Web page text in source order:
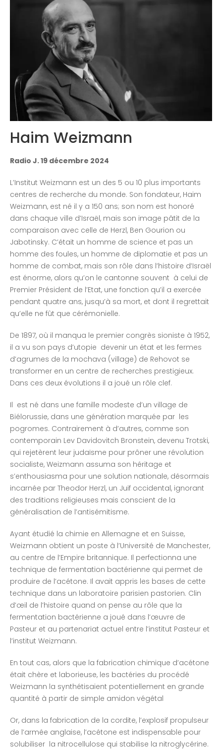
Haim Weizmann
Radio J. 19 décembre 2024
L’Institut Weizmann est un des 5 ou 10 plus importants
centres de recherche du monde. Son fondateur, Haim
Weizmann, est né il y a 150 ans; son nom est honoré
dans chaque ville d’Israël, mais son image pâtit de la
comparaison avec celle de Herzl, Ben Gourion ou
Jabotinsky. C’était un homme de science et pas un
homme des foules, un homme de diplomatie et pas un
homme de combat, mais son rôle dans l’histoire d’Israël
est énorme, alors qu’on le cantonne souvent à celui de
Premier Président de l’Etat, une fonction qu’il a exercée
pendant quatre ans, jusqu’à sa mort, et dont il regrettait
qu’elle ne fût que cérémonielle.
De 1897, où il manqua le premier congrès sioniste à 1952,
il a vu son pays d’utopie devenir un état et les fermes
d’agrumes de la mochava (village) de Rehovot se
transformer en un centre de recherches prestigieux.
Dans ces deux évolutions il a joué un rôle clef.
Il est né dans une famille modeste d’un village de
Biélorussie, dans une génération marquée par les
pogromes. Contrairement à d’autres, comme son
contemporain Lev Davidovitch Bronstein, devenu Trotski,
qui rejetèrent leur judaïsme pour prôner une révolution
socialiste, Weizmann assuma son héritage et
s’enthousiasma pour une solution nationale, désormais
incarnée par Theodor Herzl, un Juif occidental, ignorant
des traditions religieuses mais conscient de la
généralisation de l’antisémitisme.
Ayant étudié la chimie en Allemagne et en Suisse,
Weizmann obtient un poste à l’Université de Manchester,
au centre de l’Empire britannique. Il perfectionna une
technique de fermentation bactérienne qui permet de
produire de l’acétone. Il avait appris les bases de cette
technique dans un laboratoire parisien pastorien. Clin
d’œil de l’histoire quand on pense au rôle que la
fermentation bactérienne a joué dans l’œuvre de
Pasteur et au partenariat actuel entre l’institut Pasteur et
l’institut Weizmann.
En tout cas, alors que la fabrication chimique d’acétone
était chère et laborieuse, les bactéries du procédé
Weizmann la synthétisaient potentiellement en grande
quantité à partir de simple amidon végétal
Or, dans la fabrication de la cordite, l’explosif propulseur
de l’armée anglaise, l’acétone est indispensable pour
solubiliser la nitrocellulose qui stabilise la nitroglycérine.